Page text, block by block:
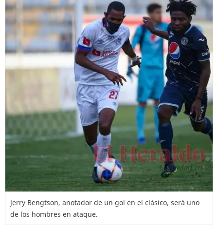
Jerry Bengtson, anotador de un gol en el clásico, será uno
de los hombres en ataque.